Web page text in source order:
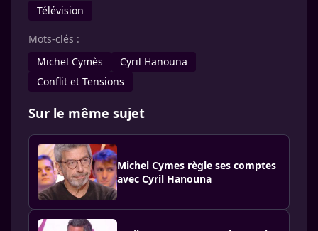
Télévision
Mots-clés :
Michel Cymès
Cyril Hanouna
Conflit et Tensions
Sur le même sujet
Michel Cymes règle ses comptes
avec Cyril Hanouna